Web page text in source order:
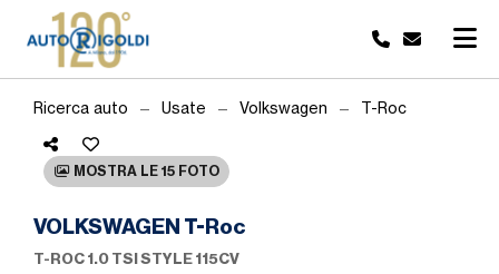
Ricerca auto Usate Volkswagen T-Roc
MOSTRA LE 15 FOTO
VOLKSWAGEN T-Roc
T-ROC 1.0 TSI STYLE 115CV